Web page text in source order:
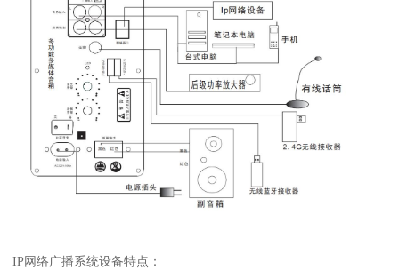
IP网络广播系统设备特点：